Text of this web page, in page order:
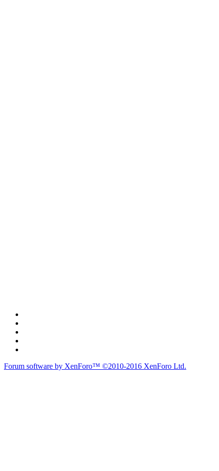
Forum software by XenForo™ ©2010-2016 XenForo Ltd.